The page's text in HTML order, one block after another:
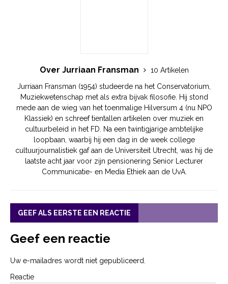
Over Jurriaan Fransman
10 Artikelen
Jurriaan Fransman (1954) studeerde na het Conservatorium,
Muziekwetenschap met als extra bijvak filosofie. Hij stond
mede aan de wieg van het toenmalige Hilversum 4 (nu NPO
Klassiek) en schreef tientallen artikelen over muziek en
cultuurbeleid in het FD. Na een twintigjarige ambtelijke
loopbaan, waarbij hij een dag in de week college
cultuurjournalistiek gaf aan de Universiteit Utrecht, was hij de
laatste acht jaar voor zijn pensionering Senior Lecturer
Communicatie- en Media Ethiek aan de UvA.
GEEF ALS EERSTE EEN REACTIE
Geef een reactie
Uw e-mailadres wordt niet gepubliceerd.
Reactie